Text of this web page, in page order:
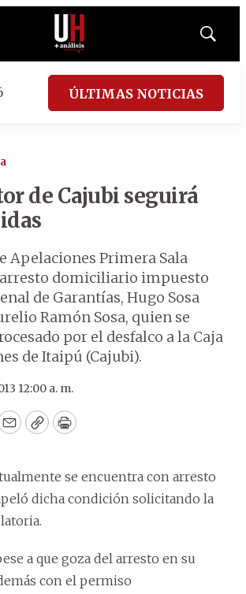
Mostrar
ÚLTIMAS NOTICIAS
de Cajubi seguirá
Apelaciones Primera Sala
domiciliario impuesto
de Garantías, Hugo Sosa
Ramón Sosa, quien se
por el desfalco a la Caja
de Itaipú (Cajubi).
12:00 a. m.
EmailCopyPrint
se encuentra con arresto
dicha condición solicitando la
a que goza del arresto en su
con el permiso